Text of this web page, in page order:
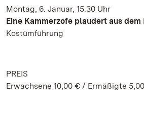
Montag, 6. Januar, 15.30 Uhr
Eine Kammerzofe plaudert aus
Kostümführung
PREIS
Erwachsene 10,00 € / Ermäßigte